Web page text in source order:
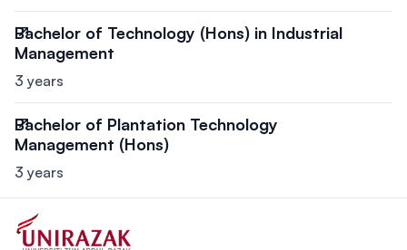
Bachelor of Technology (Hons) in Industrial
Management
3 years
Bachelor of Plantation Technology
Management (Hons)
3 years